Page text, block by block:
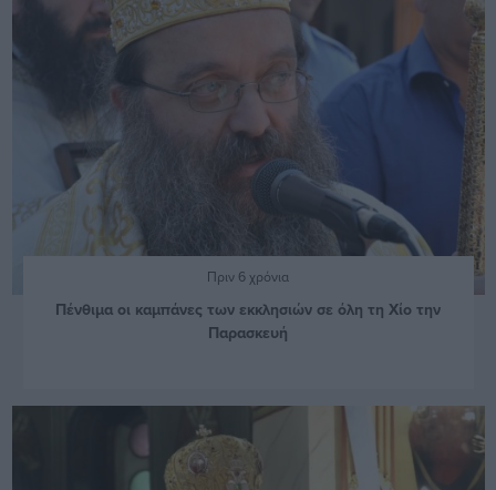
Πριν 6 χρόνια
Πένθιμα οι καμπάνες των εκκλησιών σε όλη τη Χίο την
Παρασκευή